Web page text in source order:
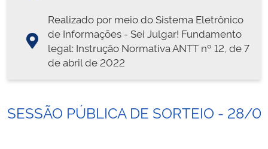
Realizado por meio do Sistema Eletrônico
de Informações - Sei Julgar! Fundamento
legal: Instrução Normativa ANTT nº 12, de 7
de abril de 2022
SESSÃO PÚBLICA DE SORTEIO - 28/